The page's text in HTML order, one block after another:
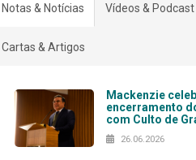
Notas & Notícias Vídeos & Podcast
Cartas & Artigos
Mackenzie
encerramento
com Culto de
26.06.2026